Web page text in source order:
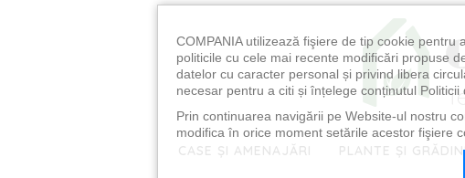
CASE ȘI AMENAJĂRI PLANTE ȘI
COMPANIA utilizează fişiere de tip cookie
politicile cu cele mai recente modificări propuse
datelor cu caracter personal și privind libera
necesar pentru a citi și înțelege conținutul Politicii
Prin continuarea navigării pe Website-ul nostru
modifica în orice moment setările acestor fişiere